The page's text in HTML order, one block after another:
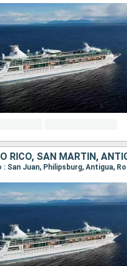
RICO, SAN MARTÍN,
: San Juan, Philipsburg, Antigua,